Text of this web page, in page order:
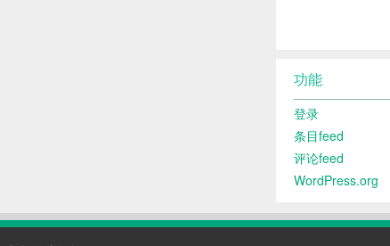
功能
登录
条目feed
评论feed
WordPress.org